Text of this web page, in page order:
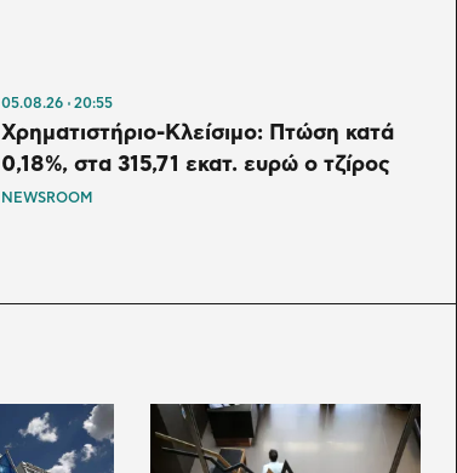
05.08.26 20:55
Χρηματιστήριο-Κλείσιμο: Πτώση κατά
0,18%, στα 315,71 εκατ. ευρώ ο τζίρος
NEWSROOM